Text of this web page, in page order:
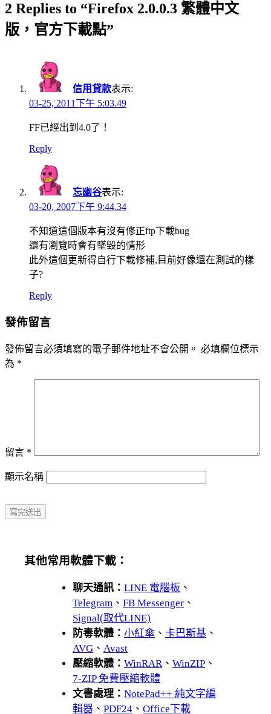
2 Replies to “Firefox 2.0.0.3 繁體中文
版，官方下載點”
信用貸款表示:
03-25, 2011下午 5:03.49
FF已經出到4.0了！
Reply
忘幽谷表示:
03-20, 2007下午 9:44.34
不知道這個版本有沒有修正ftp下載bug
還有瀏覽時會有墜毀的情形
此外這個更新得自行下載修補,目前好像還在測試的樣
子?
Reply
發佈留言
發佈留言必須填寫的電子郵件地址不會公開。 必填欄位標示
為 *
留言 *
顯示名稱
其他常用軟體下載：
聊天通訊： LINE 電腦板 、
Telegram 、 FB Messenger 、
Signal(取代LINE)
防毒軟體： 小紅傘 、 卡巴斯基 、
AVG 、 Avast
壓縮軟體： WinRAR、 WinZIP 、
7-ZIP 免費壓縮軟體
文書處理： NotePad++ 純文字編
輯器 、 PDF24 、 Office下載